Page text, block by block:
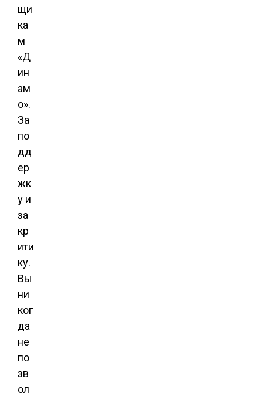
щи
ка
м
«Д
ин
ам
о».
За
по
дд
ер
жк
у и
за
кр
ити
ку.
Вы
ни
ког
да
не
по
зв
ол